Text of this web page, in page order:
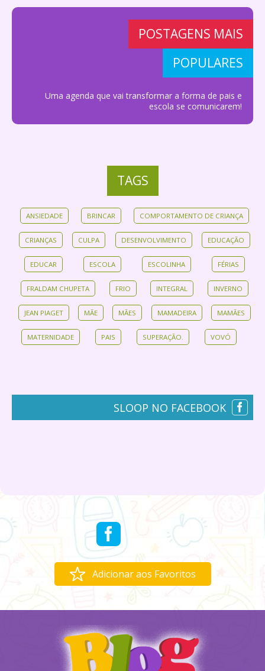
POSTAGENS MAIS
POPULARES
Uma agenda que vai transformar a forma de pais e
escola se comunicarem!
TAGS
ANSIEDADE BRINCAR COMPORTAMENTO DE CRIANÇA
CRIANÇAS CULPA DESENVOLVIMENTO EDUCAÇÃO
EDUCAR ESCOLA ESCOLINHA FÉRIAS
FRALDAM CHUPETA FRIO INTEGRAL INVERNO
JEAN PIAGET MÃE MÃES MAMADEIRA MAMÃES
MATERNIDADE PAIS SUPERAÇÃO. VOVÓ
SLOOP NO FACEBOOK
Adicionar aos Favoritos